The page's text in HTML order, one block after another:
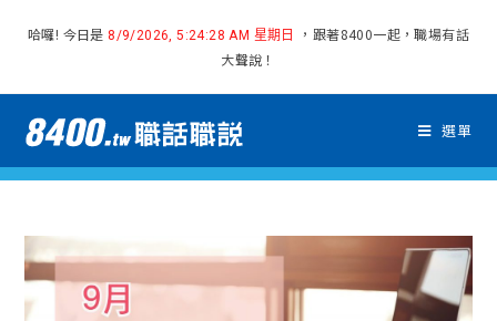
哈囉! 今日是 8/9/2026, 5:24:28 AM 星期日
，跟著8400一起，職場有話
大聲說！
選單